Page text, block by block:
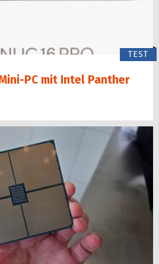
TEST
PC mit Intel Panther